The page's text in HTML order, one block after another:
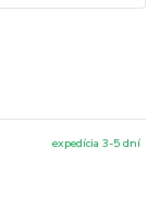
expedícia 3-5 dní